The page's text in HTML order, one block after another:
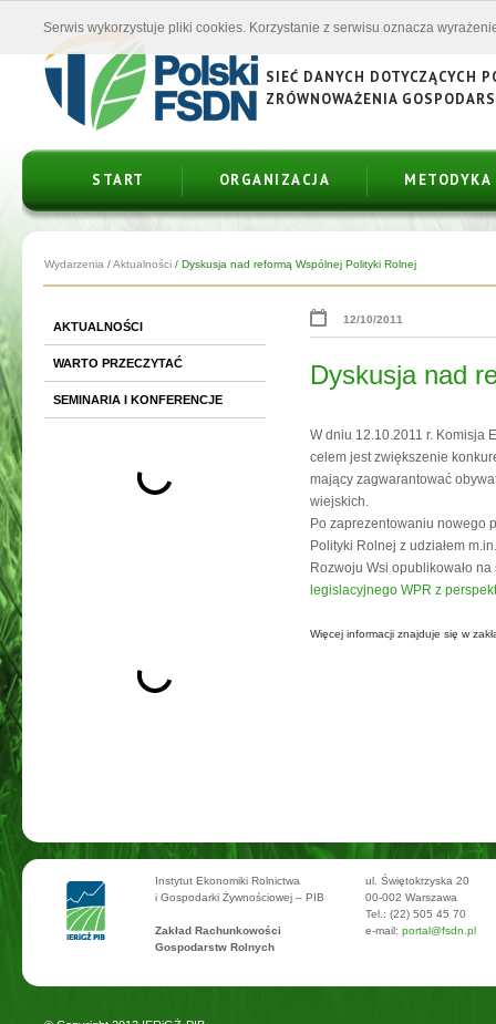
SIEĆ DANYCH DOTYCZĄCYCH
ZRÓWNOWAŻENIA
START ORGANIZACJA METODYKA
Wydarzenia /Aktualności / Dyskusja nad reformą Wspólnej Polityki Rolnej
AKTUALNOŚCI
WARTO PRZECZYTAĆ
SEMINARIA I KONFERENCJE
12/10/2011
Dyskusja nad
W dniu 12.10.2011 r. Komisja
celem jest zwiększenie
mający zagwarantować
wiejskich.
Po zaprezentowaniu nowego
Polityki Rolnej z udziałem
Rozwoju Wsi opublikowało
legislacyjnego WPR z
Więcej informacji znajduje się w
Instytut Ekonomiki Rolnictwa
i Gospodarki Żywnościowej – PIB
Zakład Rachunkowości
Gospodarstw Rolnych
ul. Świętokrzyska 20
00-002 Warszawa
Tel.: (22) 505 45 70
e-mail: portal@fsdn.pl
Serwis wykorzystuje pliki cookies. Korzystanie z serwisu oznacza